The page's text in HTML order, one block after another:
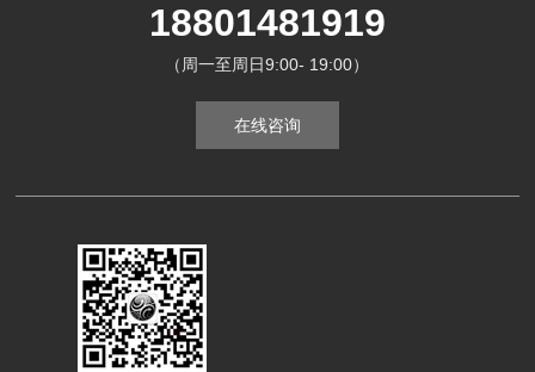
18801481919
（周一至周日9:00- 19:00）
在线咨询